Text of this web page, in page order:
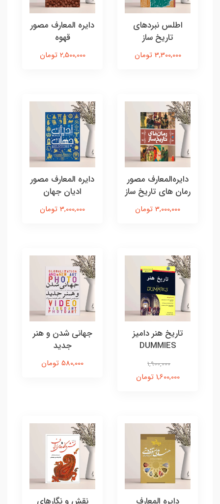
اطلس نبردهای
تاریخ ساز
3,300,000 تومان
دایره المعارف مصور
قهوه
2,500,000 تومان
دایره‌المعارف مصور
رمان های تاریخ ساز
3,000,000 تومان
دایره المعارف مصور
ادیان جهان
3,000,000 تومان
تاریخ هنر دامیز
DUMMIES
1,900,000
1,600,000 تومان
جهانی شدن و هنر
جدید
580,000 تومان
دایره‌ المعارف نقش و نگارهای